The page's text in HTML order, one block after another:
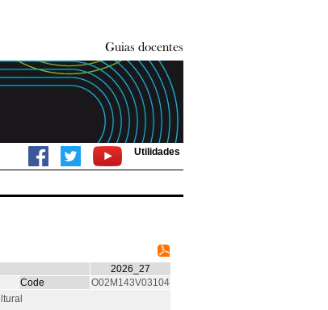
Utilidades
2026_27
Code
O02M143V03104